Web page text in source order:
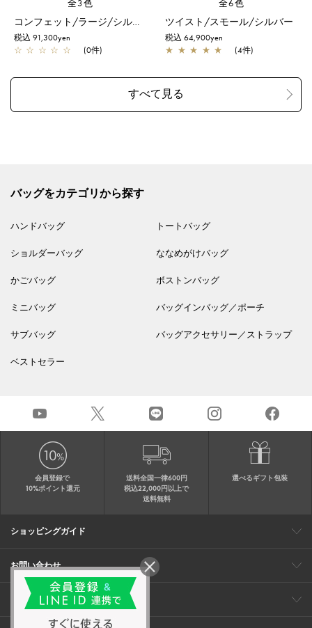
全3色
コンフェット/ラージ/シルバーゴールド
税込 91,300yen
☆ ☆ ☆ ☆ ☆ (0件)
全6色
ツイスト/スモール/シルバー
税込 64,900yen
★ ★ ★ ★ ★ (4件)
バッグをカテゴリから探す
ハンドバッグ トートバッグ
ショルダーバッグ ななめがけバッグ
かごバッグ ボストンバッグ
ミニバッグ バッグインバッグ／ポーチ
サブバッグ バッグアクセサリー／ストラップ
ベストセラー
会員登録で
10%ポイント還元
送料全国一律600円
税込22,000円以上で
送料無料
選べるギフト包装
ショッピングガイド
会員特典
ご購入・配送について
返品について
ギフト包装
FAQ
サイトマップ
お問い合わせ
メールでのお問い合わせ
お修理についてのお問い合わせお電話でのご注文・お問い合わせ
0120-03-6961
アンテプリマ